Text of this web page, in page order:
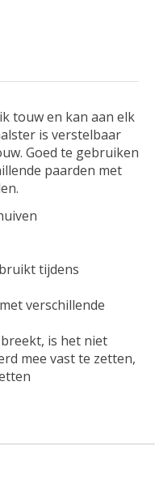
touw en kan aan elk
is verstelbaar
Goed te gebruiken
paarden met
tijdens
verschillende
is het niet
mee vast te zetten,